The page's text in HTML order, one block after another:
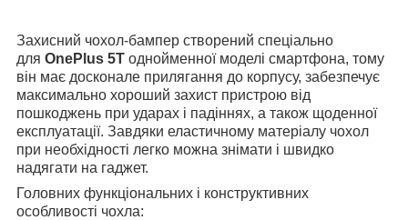
Захисний чохол-бампер створений спеціально
для OnePlus 5T однойменної моделі смартфона, тому
він має досконале прилягання до корпусу, забезпечує
максимально хороший захист пристрою від
пошкоджень при ударах і падіннях, а також щоденної
експлуатації. Завдяки еластичному матеріалу чохол
при необхідності легко можна знімати і швидко
надягати на гаджет.
Головних функціональних і конструктивних
особливості чохла: